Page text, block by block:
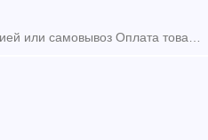
Цена клеммы АРС-4 указана с ндс Отгрузка клеммы: транспортной компанией или самовывоз Оплата товара арс: безналичный расчет, наличные Наша компания ООО ЛитСтройКом; осуществляет по территории